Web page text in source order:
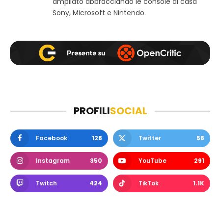
Sony, Microsoft e Nintendo.
PROFILISOCIAL
Facebook 128 Twitter 58
Instagram 350 YouTube 291
Twitch 424 TikTok 1.1K